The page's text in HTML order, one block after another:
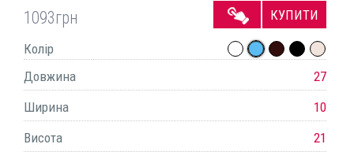
1093грн КУПИТИ
Колір
Довжина
27
Ширина
10
Висота
21